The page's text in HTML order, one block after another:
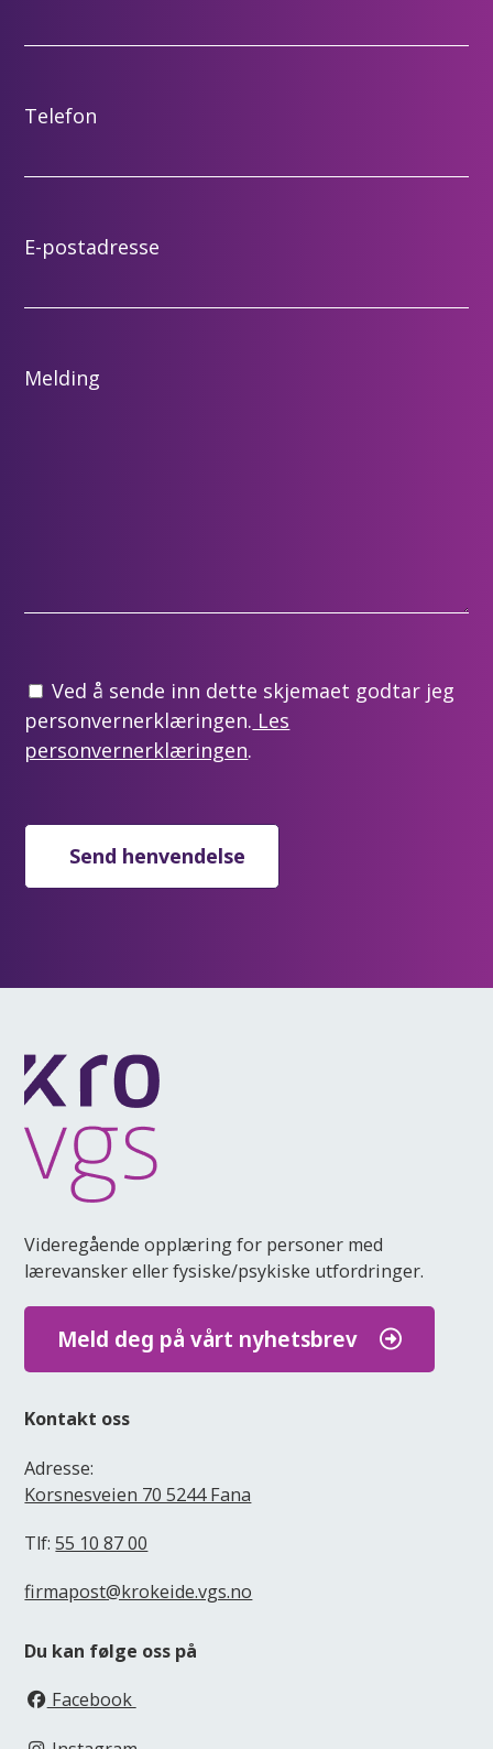
Telefon
E-postadresse
Melding
Ved å sende inn dette skjemaet godtar jeg
personvernerklæringen. Les
personvernerklæringen.
Send henvendelse
Videregående opplæring for personer med
lærevansker eller fysiske/psykiske utfordringer.
Meld deg på vårt nyhetsbrev
Kontakt oss
Adresse:
Korsnesveien 70 5244 Fana
Tlf:55 10 87 00
firmapost@krokeide.vgs.no
Du kan følge oss på
Facebook